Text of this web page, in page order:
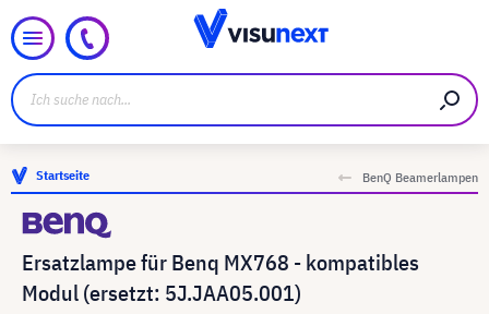
Startseite BenQ Beamerlampen
Ersatzlampe für Benq MX768 - kompatibles
Modul (ersetzt: 5J.JAA05.001)